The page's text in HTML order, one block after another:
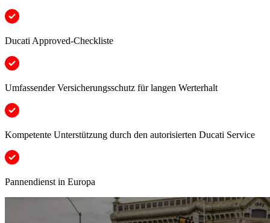
Ducati Approved-Checkliste
Umfassender Versicherungsschutz für langen Werterhalt
Kompetente Unterstützung durch den autorisierten Ducati Service
Pannendienst in Europa